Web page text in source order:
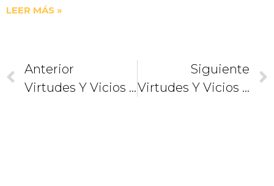
LEER MÁS »
Anterior
Virtudes Y Vicios (4). La Belleza De La Sexualidad
Siguiente
Virtudes Y Vicios (5). ¿Poseo O Soy Poseído?